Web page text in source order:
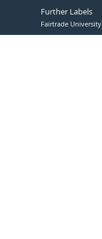
Further Labels
Fairtrade University